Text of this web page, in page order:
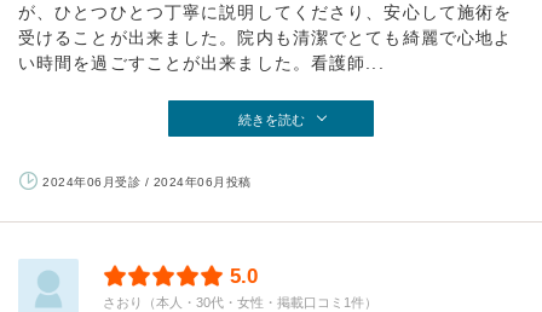
が、ひとつひとつ丁寧に説明してくださり、安心して施術を
受けることが出来ました。院内も清潔でとても綺麗で心地よ
い時間を過ごすことが出来ました。看護師...
続きを読む
2024年06月受診 / 2024年06月投稿
5.0
さおり（本人・30代・女性・掲載口コミ1件）